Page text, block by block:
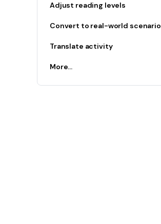
Adjust reading levels
Convert to real-world scenario
Translate activity
More...